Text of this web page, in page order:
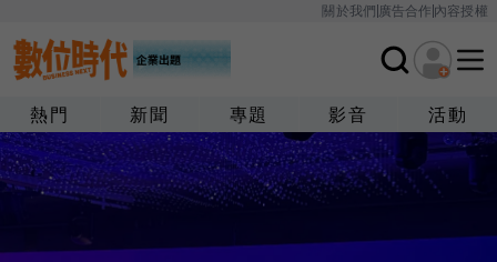
關於我們廣告合作內容授權
熱門 新聞 專題 影音 活動